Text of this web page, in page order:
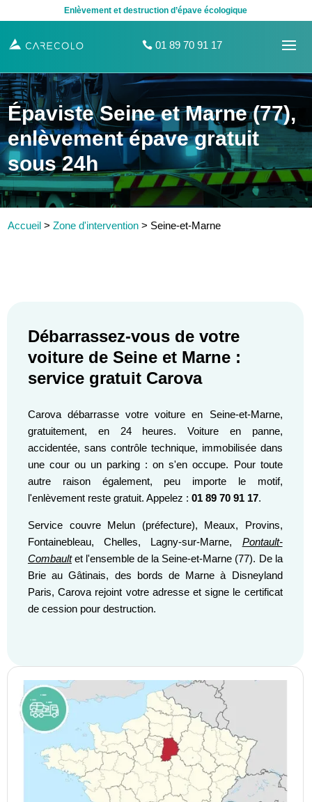
Enlèvement et destruction d’épave écologique
01 89 70 91 17
Épaviste Seine et Marne (77),
enlèvement épave gratuit
sous 24h
Accueil >Zone d'intervention > Seine-et-Marne
Débarrassez-vous de votre
voiture de Seine et Marne :
service gratuit Carova
Carova débarrasse votre voiture en Seine-et-Marne,
gratuitement, en 24 heures. Voiture en panne,
accidentée, sans contrôle technique, immobilisée dans
une cour ou un parking : on s'en occupe. Pour toute
autre raison également, peu importe le motif,
l'enlèvement reste gratuit. Appelez : 01 89 70 91 17.
Service couvre Melun (préfecture), Meaux, Provins,
Fontainebleau, Chelles, Lagny-sur-Marne, Pontault-
Combaultet l'ensemble de la Seine-et-Marne (77). De la
Brie au Gâtinais, des bords de Marne à Disneyland
Paris, Carova rejoint votre adresse et signe le certificat
de cession pour destruction.